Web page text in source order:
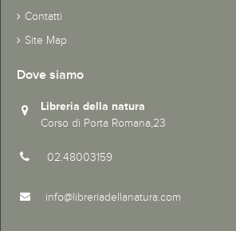
Contatti
Site Map
Dove siamo
Libreria della natura
Corso di Porta
02.48003159
info@libreriadellanatura.com